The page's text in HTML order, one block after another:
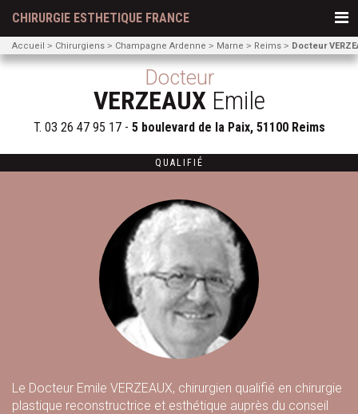
CHIRURGIE ESTHETIQUE FRANCE
Accueil Chirurgiens Champagne Ardenne Marne Reims Docteur
Docteur
VERZEAUX Emile
T. 03 26 47 95 17- 5 boulevard de la Paix, 51100 Reims
QUALIFIÉ
Le Docteur Emile VERZEAUX, chirurgien qualifié en chirurgie
plastique reconstructrice et esthétique auprès du conseil